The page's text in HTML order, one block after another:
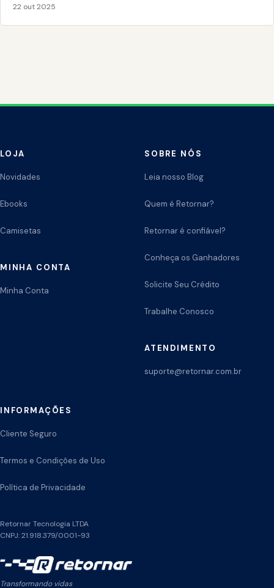
22 out 2025
LOJA
Novidades
Ebooks
Camisetas
MINHA CONTA
Minha Conta
SOBRE NÓS
Leia nosso Blog
Quem é Retornar?
Retornar é confiável?
Conheça os Ganhadores
Solicite Seu Crédito
Trabalhe Conosco
ATENDIMENTO
suporte@retornar.com.br
INFORMAÇÕES
Cliente Seguro
Termos e Condições de Uso
Política de Privacidade
Retornar Tecnologia LTDA
CNPJ: 21.918.379/0001-93
Transformando vidas